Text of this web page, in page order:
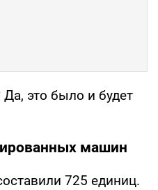
Да, это было и будет
машин
725 единиц.